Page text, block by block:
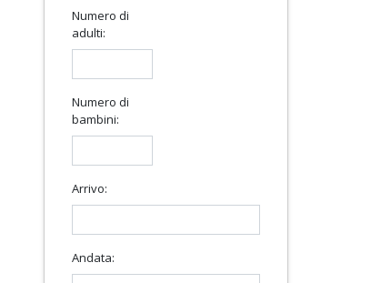
Numero di
adulti:
Numero di
bambini:
Arrivo:
Andata: